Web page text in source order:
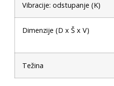
Vibracije: odstupanje (K)
Dimenzije (D x Š x V)
Težina